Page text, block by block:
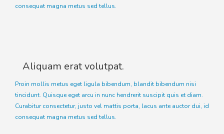
consequat magna metus sed tellus.
Aliquam erat volutpat.
Proin mollis metus eget ligula bibendum, blandit bibendum nisi
tincidunt. Quisque eget arcu in nunc hendrerit suscipit quis et diam.
Curabitur consectetur, justo vel mattis porta, lacus ante auctor dui, id
consequat magna metus sed tellus.